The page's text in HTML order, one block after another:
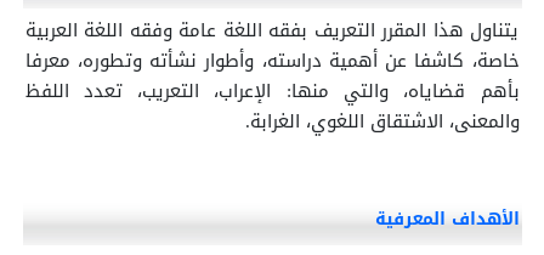
يتناول هذا المقرر التعريف بفقه اللغة عامة وفقه اللغة العربية
خاصة، كاشفا عن أهمية دراسته، وأطوار نشأته وتطوره، معرفا
بأهم قضاياه، والتي منها: الإعراب، التعريب، تعدد اللفظ
والمعنى، الاشتقاق اللغوي، الغرابة.
الأهداف المعرفية